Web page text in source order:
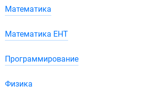
Математика
Математика ЕНТ
Программирование
Физика